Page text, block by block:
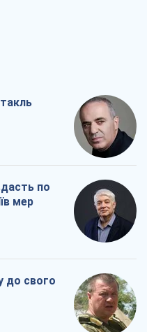
по
мер
до свого